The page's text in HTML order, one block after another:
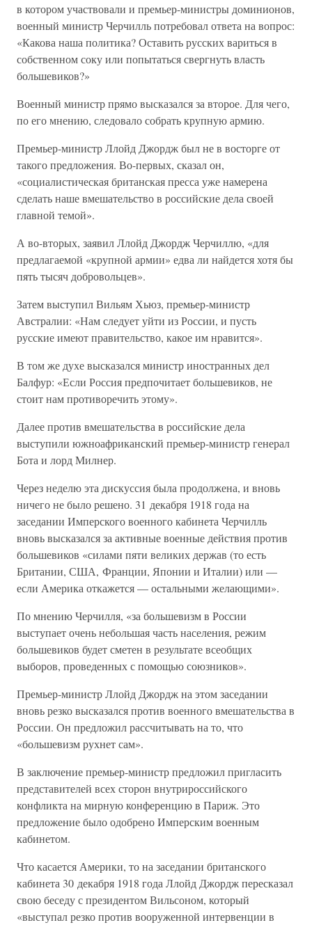
в котором участвовали и премьер-министры доминионов,
военный министр Черчилль потребовал ответа на вопрос:
«Какова наша политика? Оставить русских вариться в
собственном соку или попытаться свергнуть власть
большевиков?»
Военный министр прямо высказался за второе. Для чего,
по его мнению, следовало собрать крупную армию.
Премьер-министр Ллойд Джордж был не в восторге от
такого предложения. Во-первых, сказал он,
«социалистическая британская пресса уже намерена
сделать наше вмешательство в российские дела своей
главной темой».
А во-вторых, заявил Ллойд Джордж Черчиллю, «для
предлагаемой «крупной армии» едва ли найдется хотя бы
пять тысяч добровольцев».
Затем выступил Вильям Хьюз, премьер-министр
Австралии: «Нам следует уйти из России, и пусть
русские имеют правительство, какое им нравится».
В том же духе высказался министр иностранных дел
Балфур: «Если Россия предпочитает большевиков, не
стоит нам противоречить этому».
Далее против вмешательства в российские дела
выступили южноафриканский премьер-министр генерал
Бота и лорд Милнер.
Через неделю эта дискуссия была продолжена, и вновь
ничего не было решено. 31 декабря 1918 года на
заседании Имперского военного кабинета Черчилль
вновь высказался за активные военные действия против
большевиков «силами пяти великих держав (то есть
Британии, США, Франции, Японии и Италии) или —
если Америка откажется — остальными желающими».
По мнению Черчилля, «за большевизм в России
выступает очень небольшая часть населения, режим
большевиков будет сметен в результате всеобщих
выборов, проведенных с помощью союзников».
Премьер-министр Ллойд Джордж на этом заседании
вновь резко высказался против военного вмешательства в
России. Он предложил рассчитывать на то, что
«большевизм рухнет сам».
В заключение премьер-министр предложил пригласить
представителей всех сторон внутрироссийского
конфликта на мирную конференцию в Париж. Это
предложение было одобрено Имперским военным
кабинетом.
Что касается Америки, то на заседании британского
кабинета 30 декабря 1918 года Ллойд Джордж пересказал
свою беседу с президентом Вильсоном, который
«выступал резко против вооруженной интервенции в